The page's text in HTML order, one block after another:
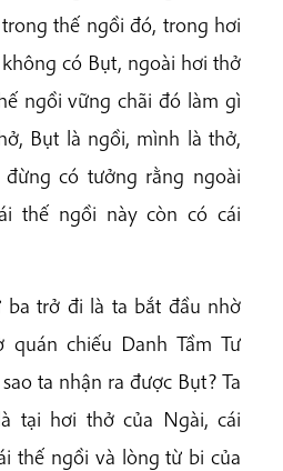
thế ngồi đó, trong hơi
có Bụt, ngoài hơi thở
ngồi vững chãi đó làm gì
Bụt là ngồi, mình là thở,
có tưởng rằng ngoài
thế ngồi này còn có cái
ba trở đi là ta bắt đầu nhờ
quán chiếu Danh Tầm Tư
ta nhận ra được Bụt? Ta
tại hơi thở của Ngài, cái
thế ngồi và lòng từ bi của